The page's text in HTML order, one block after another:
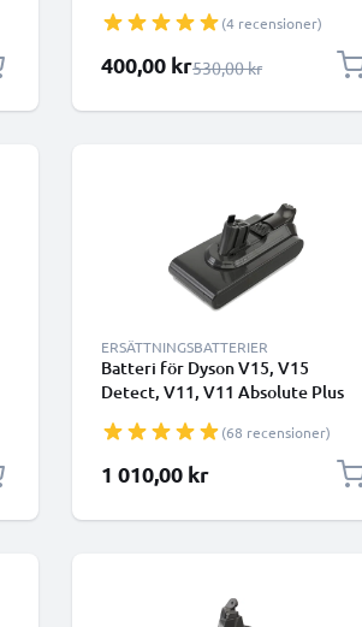
1400mAh från CELLONIC
(4 recensioner)
Specialpris
400,00 krOrdinarie pris
530,00 kr
ERSÄTTNINGSBATTERIER
Batteri för Dyson V15, V15
Detect, V11, V11 Absolute Plus
SV18, SV22 Type A - Klickbatteri -
4000mAh 25.2v från CELLONIC
(68 recensioner)
1 010,00 kr